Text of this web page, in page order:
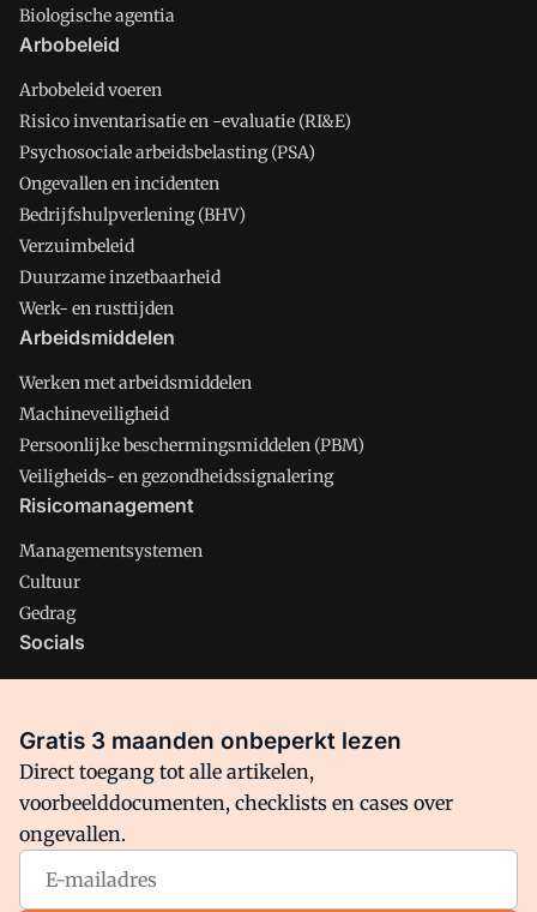
Biologische agentia
Arbobeleid
Arbobeleid voeren
Risico inventarisatie en -evaluatie (RI&E)
Psychosociale arbeidsbelasting (PSA)
Ongevallen en incidenten
Bedrijfshulpverlening (BHV)
Verzuimbeleid
Duurzame inzetbaarheid
Werk- en rusttijden
Arbeidsmiddelen
Werken met arbeidsmiddelen
Machineveiligheid
Persoonlijke beschermingsmiddelen (PBM)
Veiligheids- en gezondheidssignalering
Risicomanagement
Managementsystemen
Cultuur
Gedrag
Socials
Facebook
Arbo is onderdeel van VMN media. Lees inons manifestwaar
VMN media voor staat. Op gebruik van deze site zijn de
Gratis 3 maanden onbeperkt lezen
Direct toegang tot alle artikelen,
voorbeelddocumenten, checklists en cases over
ongevallen.